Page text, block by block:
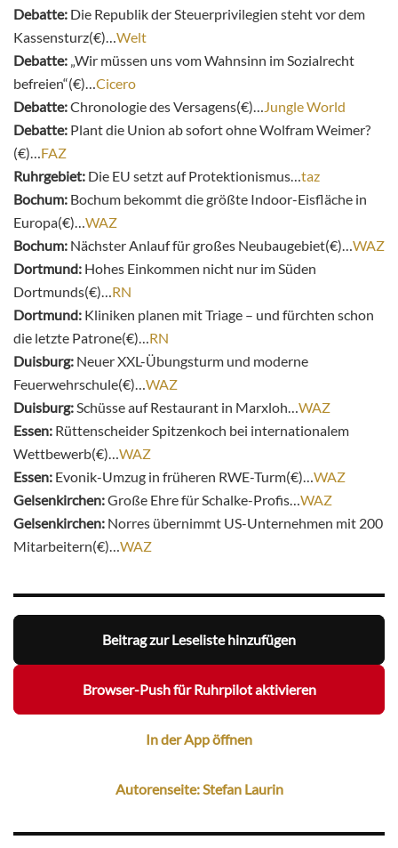
Debatte: Die Republik der Steuerprivilegien steht vor dem
Kassensturz(€)… Welt
Debatte: „Wir müssen uns vom Wahnsinn im Sozialrecht
befreien“(€)… Cicero
Debatte:Chronologie des Versagens(€)…
Jungle World
Debatte: Plant die Union ab sofort ohne Wolfram Weimer?
(€)… FAZ
Ruhrgebiet: Die EU setzt auf Protektionismus… taz
Bochum: Bochum bekommt die größte Indoor-Eisfläche in
Europa(€)… WAZ
Bochum: Nächster Anlauf für großes Neubaugebiet(€)… WAZ
Dortmund: Hohes Einkommen nicht nur im Süden
Dortmunds(€)… RN
Dortmund: Kliniken planen mit Triage – und fürchten schon
die letzte Patrone(€)… RN
Duisburg: Neuer XXL-Übungsturm und moderne
Feuerwehrschule(€)… WAZ
Duisburg: Schüsse auf Restaurant in Marxloh… WAZ
Essen: Rüttenscheider Spitzenkoch bei internationalem
Wettbewerb(€)… WAZ
Essen: Evonik-Umzug in früheren RWE-Turm(€)… WAZ
Gelsenkirchen:Große Ehre für Schalke-Profis… WAZ
Gelsenkirchen: Norres übernimmt US-Unternehmen mit 200
Mitarbeitern(€)… WAZ
Beitrag zur Leseliste hinzufügen
Browser-Push für Ruhrpilot aktivieren
In der App öffnen
Autorenseite: Stefan Laurin